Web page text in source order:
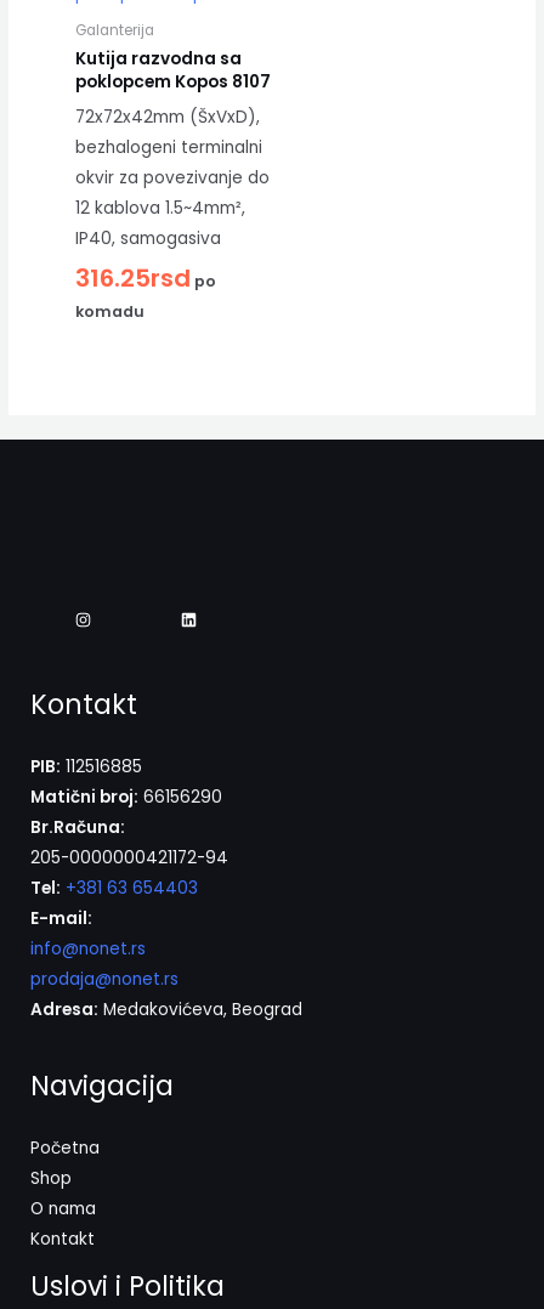
Galanterija
Kutija razvodna sa
poklopcem Kopos 8107
72x72x42mm (ŠxVxD),
bezhalogeni terminalni
okvir za povezivanje do
12 kablova 1.5~4mm²,
IP40, samogasiva
316.25rsd po
komadu
Kontakt
PIB: 112516885
Matični broj: 66156290
Br.Računa:
205-0000000421172-94
Tel: +381 63 654403
E-mail:
info@nonet.rs
prodaja@nonet.rs
Adresa: Medakovićeva, Beograd
Navigacija
Početna
Shop
O nama
Kontakt
Uslovi i Politika